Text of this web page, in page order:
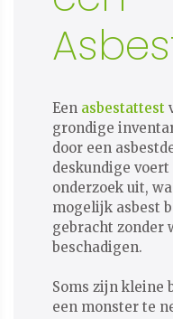
Een asbestattest
grondige
door een
deskundige
onderzoek uit,
mogelijk asbest
gebracht zonder
beschadigen.
Soms zijn kleine
een monster te